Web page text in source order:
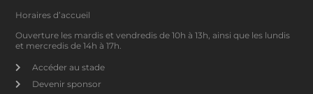
Horaires d’accueil
Ouverture les mardis et vendredis de 10h à 13h, ainsi que les lundis
et mercredis de 14h à 17h.
Accéder au stade
Devenir sponsor